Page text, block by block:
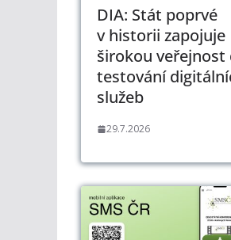
DIA: Stát poprvé
v historii zapojuje
širokou veřejnost
testování
služeb
29.7.2026